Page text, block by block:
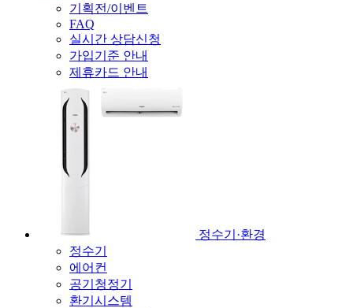
기획전/이벤트
FAQ
실시간 상담신청
가입기준 안내
제휴카드 안내
정수기·환경
정수기
에어컨
공기청정기
환기시스템